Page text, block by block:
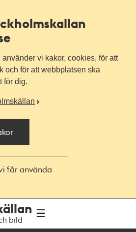
vi kakor, cookies, för att
och för att webbplatsen ska
för dig.
får använda
bild